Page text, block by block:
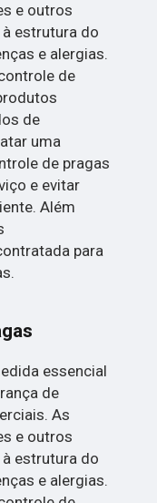
e outros
estrutura do
e alergias.
de
de
uma
de pragas
e evitar
Além
para
essencial
de
As
e outros
estrutura do
e alergias.